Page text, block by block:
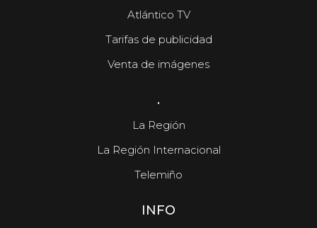
Atlántico TV
Tarifas de publicidad
Venta de imágenes
.
La Región
La Región Internacional
Telemiño
INFO